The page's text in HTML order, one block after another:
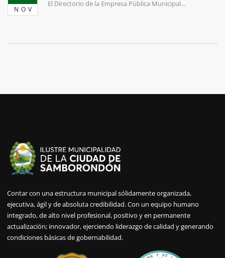
NOV
El Directorio de la Empresa Pública Municipal...
Contar con una estructura municipal sólidamente organizada,
ejecutiva, ágil y de absoluta credibilidad. Con un equipo humano
integrado, de alto nivel profesional, positivo y en permanente
actualización; innovador, ejerciendo liderazgo de calidad y generando
condiciones básicas de gobernabilidad.